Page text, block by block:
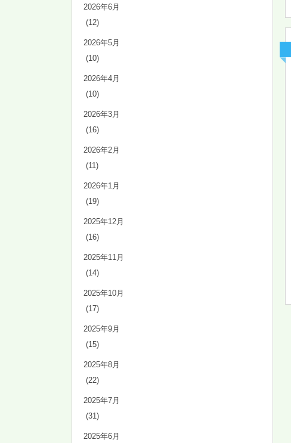
2026年6月
(12)
2026年5月
(10)
2026年4月
(10)
2026年3月
(16)
2026年2月
(11)
2026年1月
(19)
2025年12月
(16)
2025年11月
(14)
2025年10月
(17)
2025年9月
(15)
2025年8月
(22)
2025年7月
(31)
2025年6月